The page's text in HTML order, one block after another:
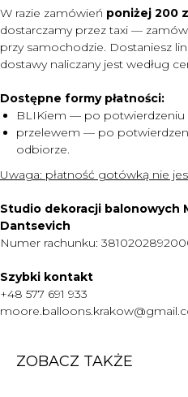
W razie zamówień poniżej 200
dostarczamy przez taxi —
przy samochodzie. Dostaniesz
dostawy naliczany jest według
Dostępne formy płatności:
BLIKiem — po potwierdzeniu
przelewem — po
odbiorze.
Uwaga: płatność gotówką nie
Studio dekoracji balonowych
Dantsevich
Numer rachunku:
Szybki kontakt
+48 577 691 933
ZOBACZ TAKŻE
KONTAKT
O NAS
CENNIK
WARTO WIEDZIEĆ